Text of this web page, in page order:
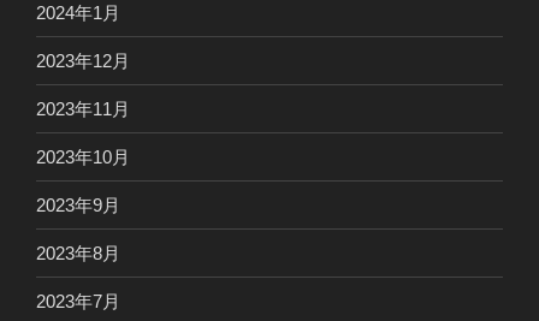
2024年1月
2023年12月
2023年11月
2023年10月
2023年9月
2023年8月
2023年7月